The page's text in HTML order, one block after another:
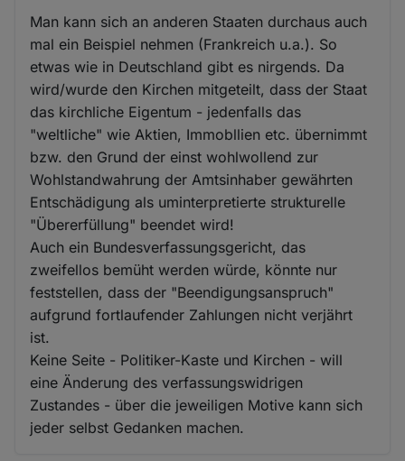
Man kann sich an anderen Staaten durchaus auch
mal ein Beispiel nehmen (Frankreich u.a.). So
etwas wie in Deutschland gibt es nirgends. Da
wird/wurde den Kirchen mitgeteilt, dass der Staat
das kirchliche Eigentum - jedenfalls das
"weltliche" wie Aktien, Immobllien etc. übernimmt
bzw. den Grund der einst wohlwollend zur
Wohlstandwahrung der Amtsinhaber gewährten
Entschädigung als uminterpretierte strukturelle
"Übererfüllung" beendet wird!
Auch ein Bundesverfassungsgericht, das
zweifellos bemüht werden würde, könnte nur
feststellen, dass der "Beendigungsanspruch"
aufgrund fortlaufender Zahlungen nicht verjährt
ist.
Keine Seite - Politiker-Kaste und Kirchen - will
eine Änderung des verfassungswidrigen
Zustandes - über die jeweiligen Motive kann sich
jeder selbst Gedanken machen.